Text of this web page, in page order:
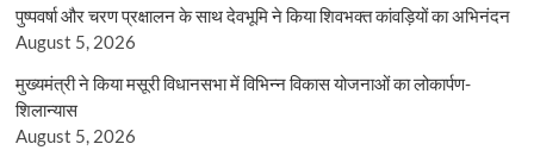
पुष्पवर्षा और चरण प्रक्षालन के साथ देवभूमि ने किया शिवभक्त कांवड़ियों का अभिनंदन
August 5, 2026
मुख्यमंत्री ने किया मसूरी विधानसभा में विभिन्न विकास योजनाओं का लोकार्पण-
शिलान्यास
August 5, 2026